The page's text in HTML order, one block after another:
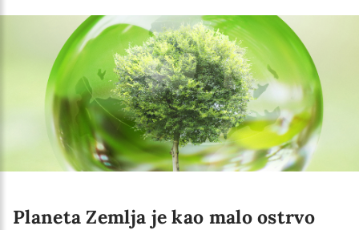
Planeta Zemlja je kao malo ostrvo
Newsletter preferences
Email address*
Enter your email address
Enter your first name